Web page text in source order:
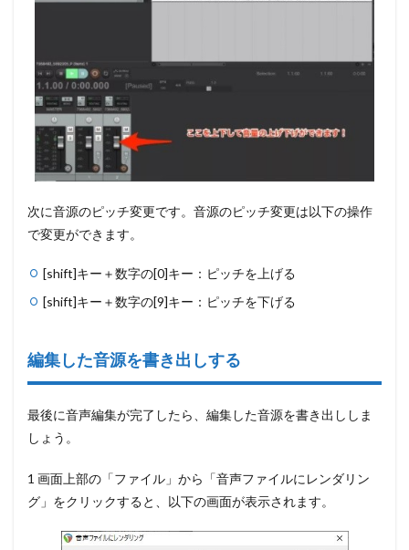
次に音源のピッチ変更です。音源のピッチ変更は以下の操作
で変更ができます。
[shift]キー＋数字の[0]キー：ピッチを上げる
[shift]キー＋数字の[9]キー：ピッチを下げる
編集した音源を書き出しする
最後に音声編集が完了したら、編集した音源を書き出ししま
しょう。
1 画面上部の「ファイル」から 「音声ファイルにレンダリン
グ」をクリックすると、以下の画面が表示されます。